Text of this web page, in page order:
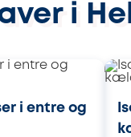
i
i entre og